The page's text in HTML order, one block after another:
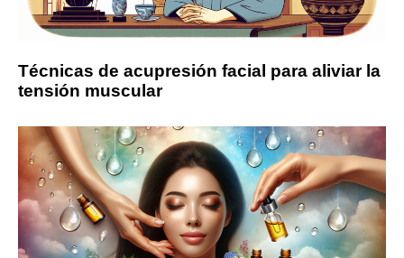
Técnicas de acupresión facial para aliviar la
tensión muscular